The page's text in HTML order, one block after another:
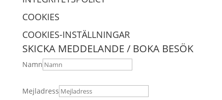
COOKIES
COOKIES-INSTÄLLNINGAR
SKICKA MEDDELANDE / BOKA BESÖK
Namn
Mejladress